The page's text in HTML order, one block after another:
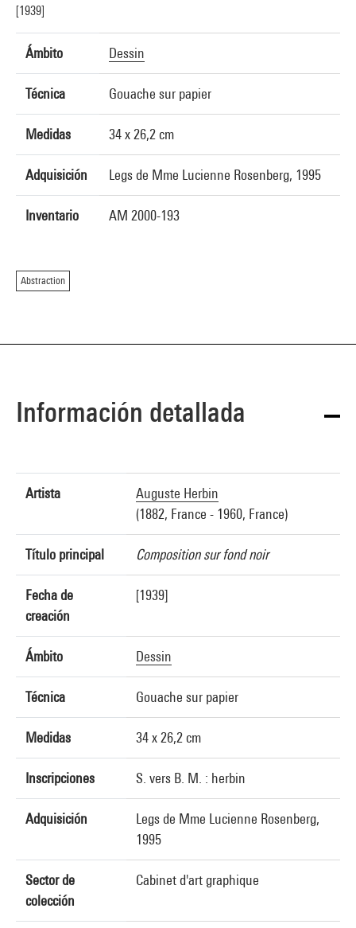
[1939]
Ámbito Dessin
Técnica Gouache sur papier
Medidas 34 x 26,2 cm
Adquisición Legs de Mme Lucienne Rosenberg, 1995
Inventario AM 2000-193
Abstraction
Información detallada
Artista
Auguste Herbin
(1882, France - 1960, France)
Título principal Composition sur fond noir
Fecha de
creación
[1939]
Ámbito Dessin
Técnica Gouache sur papier
Medidas 34 x 26,2 cm
Inscripciones S. vers B. M. : herbin
Adquisición
Legs de Mme Lucienne Rosenberg,
1995
Sector de
colección
Cabinet d'art graphique